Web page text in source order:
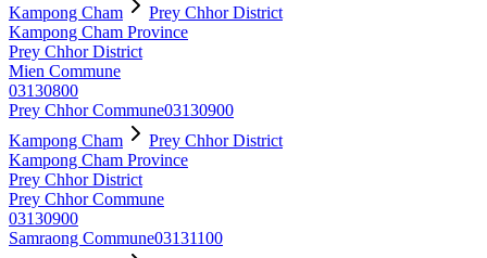
Kampong Cham
Prey Chhor District
Kampong Cham Province
Prey Chhor District
Mien Commune
03130800
Prey Chhor Commune03130900
Kampong Cham
Prey Chhor District
Kampong Cham Province
Prey Chhor District
Prey Chhor Commune
03130900
Samraong Commune03131100